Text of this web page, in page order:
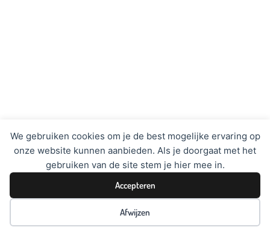
We gebruiken cookies om je de best mogelijke ervaring op
onze website kunnen aanbieden. Als je doorgaat met het
gebruiken van de site stem je hier mee in.
Accepteren
Afwijzen